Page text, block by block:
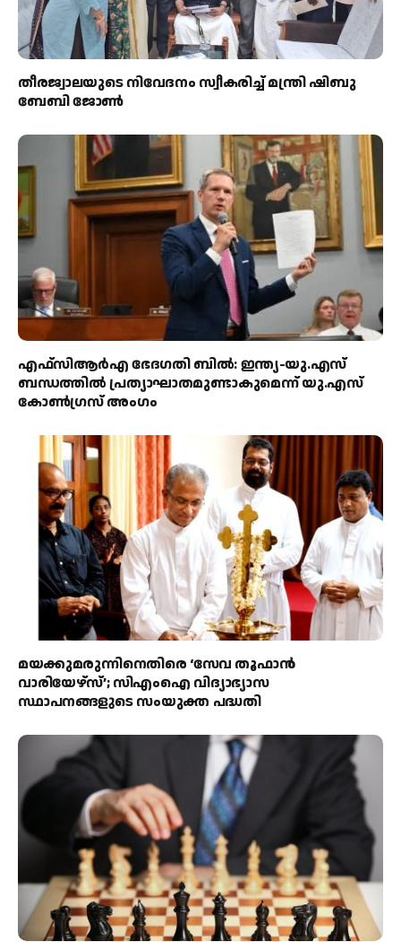
തീരജ്വാലയുടെ നിവേദനം സ്വീകരിച്ച് മന്ത്രി ഷിബു
ബേബി ജോൺ
എഫ്‌സിആർഎ ഭേദഗതി ബിൽ: ഇന്ത്യ-യു.എസ്
ബന്ധത്തിൽ പ്രത്യാഘാതമുണ്ടാകുമെന്ന് യു.എസ്
കോൺഗ്രസ് അംഗം
മയക്കുമരുന്നിനെതിരെ ‘സേവ തൂഫാൻ
വാരിയേഴ്‌സ്’; സിഎംഐ വിദ്യാഭ്യാസ
സ്ഥാപനങ്ങളുടെ സംയുക്ത പദ്ധതി